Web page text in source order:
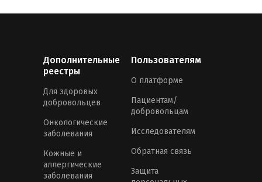
Дополнительные
реестры
Для здоровых
добровольцев
Онкологические
заболевания
Кожные и
аллергические
заболевания
Пользователям
О платформе
Пациентам/
добровольцам
Исследователям
Обратная связь
Защита